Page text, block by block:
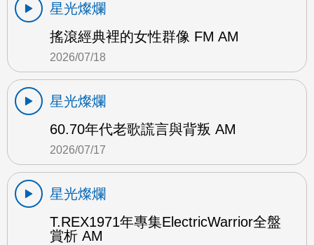
星光燦爛
搖滾經典裡的女性群像 FM AM
2026/07/18
星光燦爛
60.70年代老歌謊言與背叛 AM
2026/07/17
星光燦爛
T.REX1971年專集ElectricWarrior全盤
賞析 AM